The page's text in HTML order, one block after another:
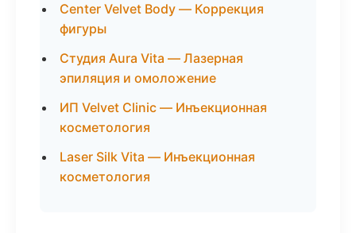
Center Velvet Body — Коррекция
фигуры
Студия Aura Vita — Лазерная
эпиляция и омоложение
ИП Velvet Clinic — Инъекционная
косметология
Laser Silk Vita — Инъекционная
косметология